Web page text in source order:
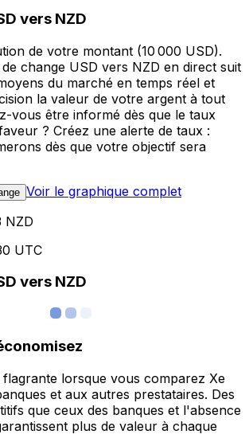
vers NZD
de votre montant (10 000 USD).
change USD vers NZD en direct suit
du marché en temps réel et
la valeur de votre argent à tout
vous être informé dès que le taux
? Créez une alerte de taux :
dès que votre objectif sera
Voir le graphique complet
NZD
UTC
vers NZD
flagrante lorsque vous comparez Xe
et aux autres prestataires. Des
que ceux des banques et l'absence
plus de valeur à chaque